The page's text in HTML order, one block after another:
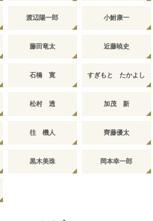
渡辺陽一郎 小鮒康一
藤田竜太 近藤暁史
石橋 寛 すぎもと たかよし
松村 透 加茂 新
往 機人 齊藤優太
黒木美珠 岡本幸一郎